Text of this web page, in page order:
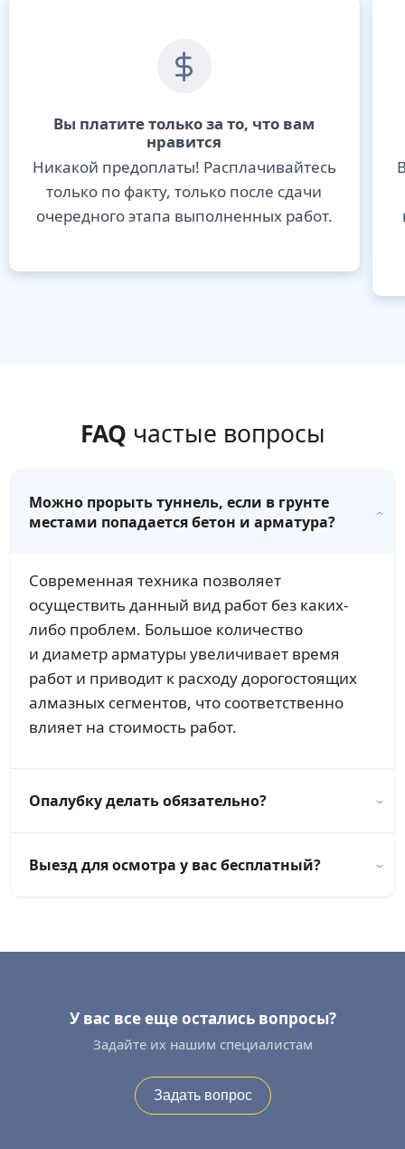
Вы платите только за то, что вам
нравится
Никакой предоплаты! Расплачивайтесь
только по факту, только после сдачи
очередного этапа выполненных работ.
FAQ частые вопросы
Можно прорыть туннель, если в грунте
местами попадается бетон и арматура?
Современная техника позволяет
осуществить данный вид работ без каких-
либо проблем. Большое количество
и диаметр арматуры увеличивает время
работ и приводит к расходу дорогостоящих
алмазных сегментов, что соответственно
влияет на стоимость работ.
Опалубку делать обязательно?
Выезд для осмотра у вас бесплатный?
У вас все еще остались вопросы?
Задайте их нашим специалистам
Задать вопрос